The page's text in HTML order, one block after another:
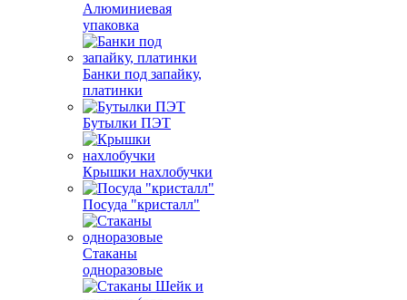
Алюминиевая
упаковка
Банки под запайку,
платинки
Бутылки ПЭТ
Крышки нахлобучки
Посуда "кристалл"
Стаканы
одноразовые